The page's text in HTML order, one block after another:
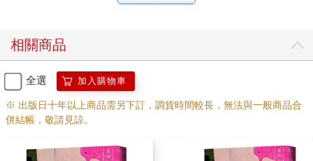
相關商品
全選 加入購物車
※ 出版日十年以上商品需另下訂，調貨時間較長，無法與一般商品合
併結帳，敬請見諒。